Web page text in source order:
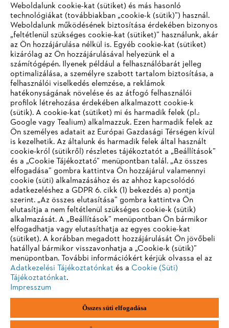
Ingrid Jägering 2022. augusztus 1-jétől a STIHL
pénzügyi igazgatótanácsának tagja lesz.
Információk a beszállítók számára
Termékek
Kapcsolat
Karrier
Bejelentő rendszer
Adatvédelmi szabályzatCookie információk
Weboldalunk cookie-kat (sütiket) és más hasonló
technológiákat (továbbiakban „cookie-k (sütik)”) használ.
Weboldalunk működésének biztosítása érdekében bizonyos
„feltétlenül szükséges cookie-kat (sütiket)” használunk, akár
az Ön hozzájárulása nélkül is. Egyéb cookie-kat (sütiket)
kizárólag az Ön hozzájárulásával helyezünk el a
számítógépén. Ilyenek például a felhasználóbarát jelleg
optimalizálása, a személyre szabott tartalom biztosítása, a
felhasználói viselkedés elemzése, a reklámok
hatékonyságának növelése és az átfogó felhasználói
profilok létrehozása érdekében alkalmazott cookie-k
(sütik). A cookie-kat (sütiket) mi és harmadik felek (pl.:
Google vagy Tealium) alkalmazzuk. Ezen harmadik felek az
Ön személyes adatait az Európai Gazdasági Térségen kívül
is kezelhetik. Az általunk és harmadik felek által használt
cookie-król (sütikről) részletes tájékoztatót a „Beállítások”
és a „Cookie Tájékoztató” menüpontban talál. „Az összes
elfogadása” gombra kattintva Ön hozzájárul valamennyi
cookie (süti) alkalmazásához és az ahhoz kapcsolódó
adatkezeléshez a GDPR 6. cikk (1) bekezdés a) pontja
szerint. „Az összes elutasítása” gombra kattintva Ön
elutasítja a nem feltétlenül szükséges cookie-k (sütik)
alkalmazását. A „Beállítások” menüpontban Ön bármikor
elfogadhatja vagy elutasíthatja az egyes cookie-kat
(sütiket). A korábban megadott hozzájárulását Ön jövőbeli
hatállyal bármikor visszavonhatja a „Cookie-k (sütik)”
menüpontban. További információkért kérjük olvassa el az
Adatkezelési Tájékoztatónkat és a Cookie (Süti)
Tájékoztatónkat.
Impresszum
Összes süti elfogadása